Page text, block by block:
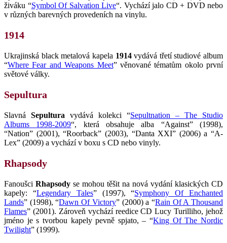
živáku “Symbol Of Salvation Live“. Vychází jalo CD + DVD nebo
v různých barevných provedeních na vinylu.
1914
Ukrajinská black metalová kapela 1914vydává třetí studiové album
“Where Fear and Weapons Meet” věnované tématům okolo první
světové války.
Sepultura
Slavná Sepultura vydává kolekci “Sepultnation – The Studio
Albums 1998-2009“, která obsahuje alba “Against” (1998),
“Nation” (2001), “Roorback” (2003), “Danta XXI” (2006) a “A-
Lex” (2009) a vychází v boxu s CD nebo vinyly.
Rhapsody
Fanoušci Rhapsody se mohou těšit na nová vydání klasických CD
kapely: “Legendary Tales” (1997), “Symphony Of Enchanted
Lands” (1998), “Dawn Of Victory” (2000) a “Rain Of A Thousand
Flames” (2001). Zároveň vychází reedice CD Lucy Turilliho, jehož
jméno je s tvorbou kapely pevně spjato, – “King Of The Nordic
Twilight” (1999).